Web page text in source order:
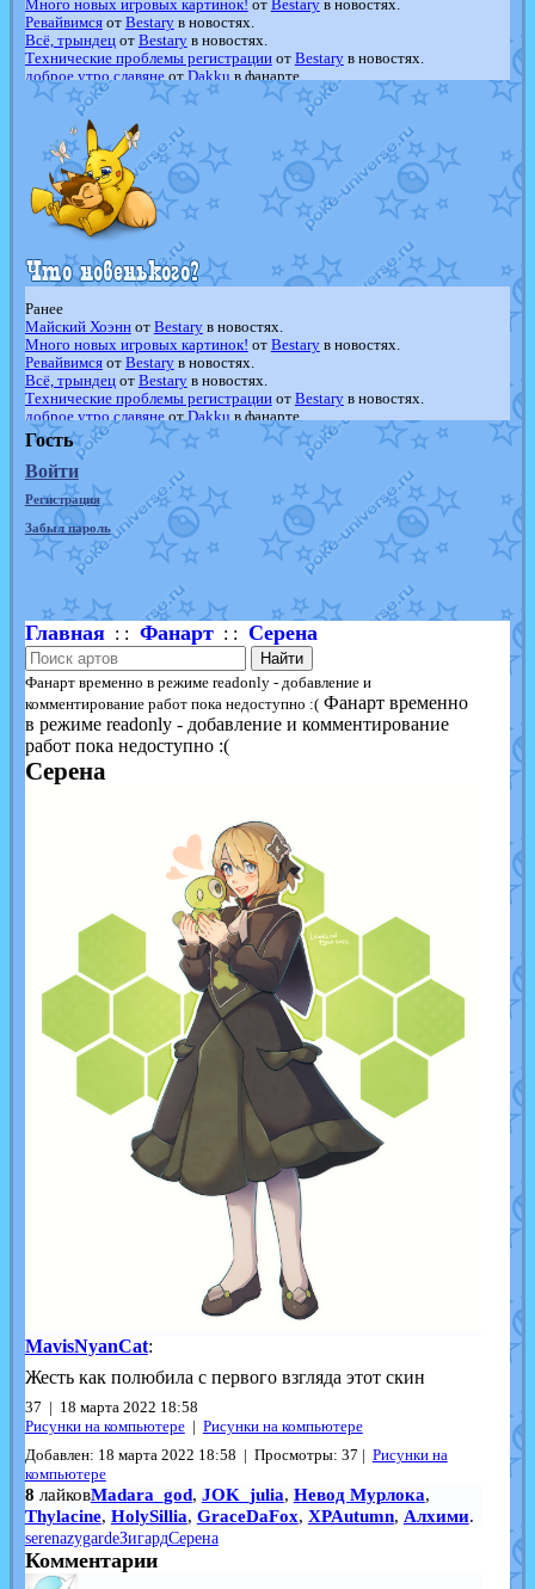
Много новых игровых картинок! от Bestaryв новостях.
Ревайвимсяот Bestaryв новостях.
Всё, трындецот Bestaryв новостях.
Технические проблемы регистрацииот Bestaryв новостях.
доброе утро славянеот Dakku в фанарте.
Йолда и Мимикью отMavisNyanCatв фанарте.
Недовольный котомангуст
в фанарте.
The Dark Wishmaker
отRandomon
шадоу спиритомб
отilovearceus
в фанарте.
траббишотilovearceusв фанарте.
Raging Boltот GraceDaFox
в фанарте.
Shadow mismagiusотJOK_julia
в фанарте.
художник отvicavicaв фанарте.
Ранее
Майский Хоэннот Bestaryв новостях.
Много новых игровых картинок! от Bestaryв новостях.
Ревайвимсяот Bestaryв новостях.
Всё, трындецот Bestaryв новостях.
Технические проблемы регистрацииот Bestaryв новостях.
доброе утро славянеот Dakku в фанарте.
Йолда и МимикьюотMavisNyanCatв фанарте.
Недовольный котомангуст
в фанарте.
The Dark Wishmaker
отRandomon
шадоу спиритомб
отilovearceus
в фанарте.
траббишотilovearceusв фанарте.
Raging BoltотGraceDaFox
Shadow mismagiusотJOK_julia
в фанарте.
художникот vicavicaв фанарте.
Гость
Войти
Регистрация
Забыл пароль
Главная: : Фанарт: : Серена
Найти
Фанарт временно в режиме readonly - добавление и
комментирование работ пока недоступно :( Фанарт временно
в режиме readonly - добавление и комментирование
работ пока недоступно :(
Серена
MavisNyanCat:
Жесть как полюбила с первого взгляда этот скин
37 | 18 марта 2022 18:58
Рисунки на компьютере | Рисунки на компьютере
Добавлен: 18 марта 2022 18:58 | Просмотры: 37 | Рисунки на
компьютере
8 лайковMadara_god, JOK_julia, Невод Мурлока,
Thylacine, HolySillia, GraceDaFox, XPAutumn, Алхими.
serenazygardeЗигардСерена
Комментарии